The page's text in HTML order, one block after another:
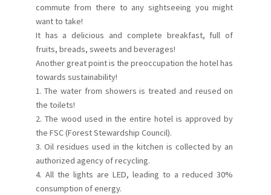
commute from there to any sightseeing you might
want to take!
It has a delicious and complete breakfast, full of
fruits, breads, sweets and beverages!
Another great point is the preoccupation the hotel has
towards sustainability!
1. The water from showers is treated and reused on
the toilets!
2. The wood used in the entire hotel is approved by
the FSC (Forest Stewardship Council).
3. Oil residues used in the kitchen is collected by an
authorized agency of recycling.
4. All the lights are LED, leading to a reduced 30%
consumption of energy.